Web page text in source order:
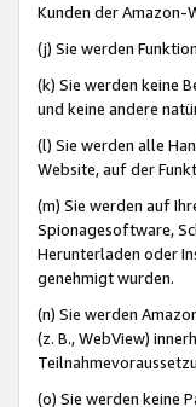
Kunden der Amazon-
(j) Sie werden
(k) Sie werden keine
und keine andere
(l) Sie werden alle
Website, auf der
(m) Sie werden auf
Spionagesoftware,
Herunterladen oder
genehmigt wurden.
(n) Sie werden
(z. B., WebView)
(o) Sie werden keine